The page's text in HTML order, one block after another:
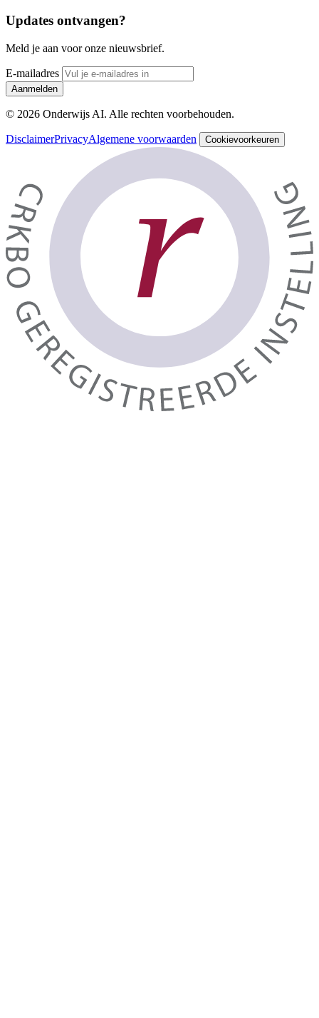
Updates ontvangen?
Meld je aan voor onze nieuwsbrief.
E-mailadres
Aanmelden
© 2026 Onderwijs AI. Alle rechten voorbehouden.
DisclaimerPrivacyAlgemene voorwaarden Cookievoorkeuren